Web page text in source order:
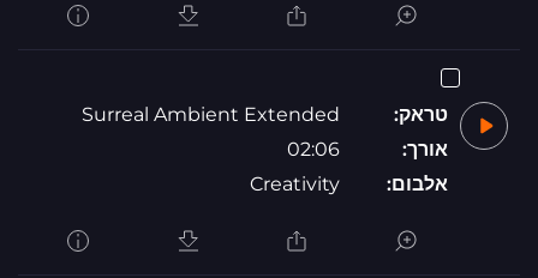
טראק:
Surreal Ambient Extended
אורך:
02:06
אלבום:
Creativity